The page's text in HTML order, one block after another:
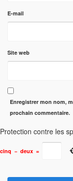
E-mail
Site web
Enregistrer mon nom,
prochain commentaire.
Protection contre les
cinq − deux =